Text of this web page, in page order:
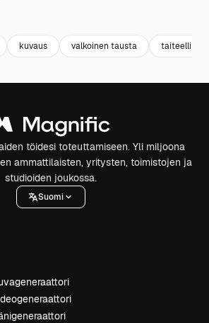
kuvaus valkoinen tausta taiteellinen
töidesi toteuttamiseen. Yli miljoona
ammattilaisten, yritysten, toimistojen ja
studioiden joukossa.
Suomi